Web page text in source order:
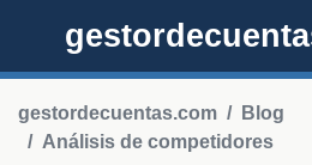
gestordecuentas.com
Blog
Análisis de competidores